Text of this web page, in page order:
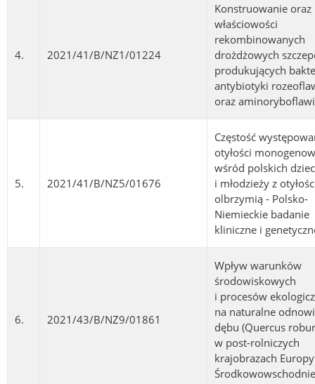
4. 2021/41/B/NZ1/01224
Konstruowanie oraz
właściowości
rekombinowanych
drożdżowych
produkujących
antybiotyki
oraz
5. 2021/41/B/NZ5/01676
Częstość
otyłości
wśród polskich
i młodzieży z
olbrzymią - Polsko-
Niemieckie badanie
kliniczne i
6. 2021/43/B/NZ9/01861
Wpływ warunków
środowiskowych
i procesów
na naturalne
dębu (Quercus
w post-rolniczych
krajobrazach Europy